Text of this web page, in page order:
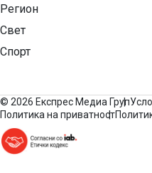
Регион
Свет
Спорт
© 2026 Експрес Медиа Груп
Политика на приватност